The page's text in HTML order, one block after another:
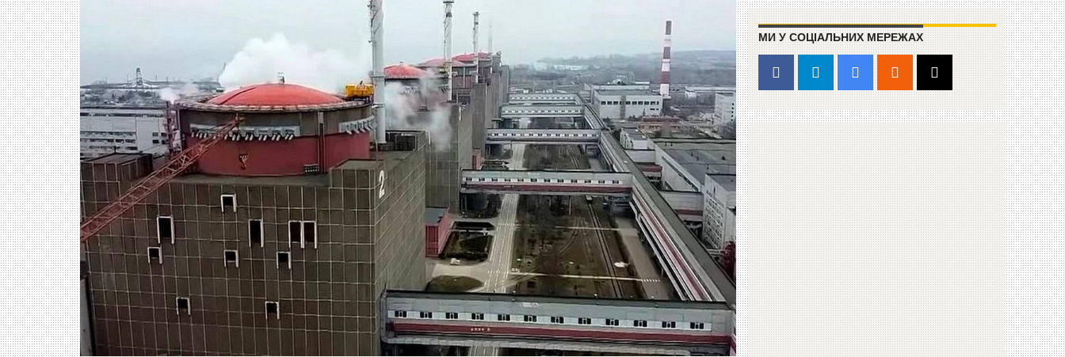
МИ У СОЦІАЛЬНИХ МЕРЕЖАХ